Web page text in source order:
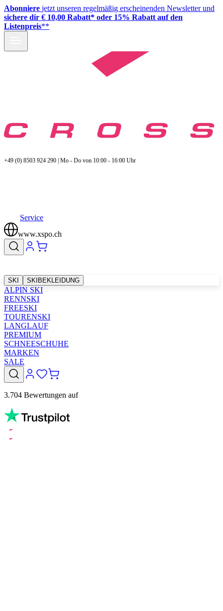
Abonniere jetzt unseren regelmäßig erscheinenden Newsletter und
sichere dir € 10,00 Rabatt* oder 15% Rabatt auf den
Listenpreis**
+49 (0) 8503 924 290 | Mo - Do von 10:00 - 16:00 Uhr
Service
www.xspo.ch
SKI SKIBEKLEIDUNG
ALPIN SKI
RENNSKI
FREESKI
TOURENSKI
LANGLAUF
PREMIUM
SCHNEESCHUHE
MARKEN
SALE
3.704 Bewertungen auf